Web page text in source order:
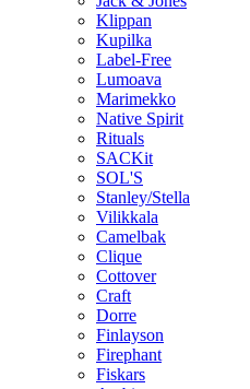
Klippan
Kupilka
Label-Free
Lumoava
Marimekko
Native Spirit
Rituals
SACKit
SOL'S
Stanley/Stella
Vilikkala
Camelbak
Clique
Cottover
Craft
Dorre
Finlayson
Firephant
Fiskars